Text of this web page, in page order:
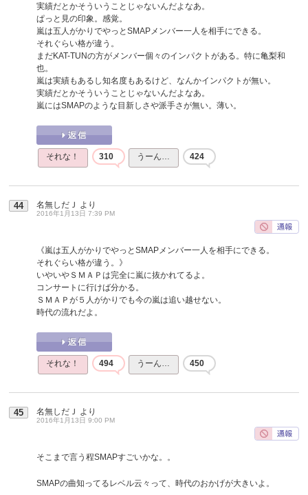
実績だとかそういうことじゃないんだよなあ。
ぱっと見の印象。感覚。
嵐は五人がかりでやっとSMAPメンバー一人を相手にできる。
それぐらい格が違う。
まだKAT-TUNの方がメンバー個々のインパクトがある。特に亀梨和
也。
嵐は実績もあるし知名度もあるけど、なんかインパクトが無い。
実績だとかそういうことじゃないんだよなあ。
嵐にはSMAPのような目新しさや派手さが無い。薄い。
それな！ 310 うーん… 424
44 名無しだＪ より
2016年1月13日 7:39 PM
《嵐は五人がかりでやっとSMAPメンバー一人を相手にできる。
それぐらい格が違う。》
いやいやＳＭＡＰは完全に嵐に抜かれてるよ。
コンサートに行けば分かる。
ＳＭＡＰが５人がかりでも今の嵐は追い越せない。
時代の流れだよ。
それな！ 494 うーん… 450
45 名無しだＪ より
2016年1月13日 9:00 PM
そこまで言う程SMAPすごいかな。。
SMAPの曲知ってるレベル云々って、時代のおかげが大きいよ。